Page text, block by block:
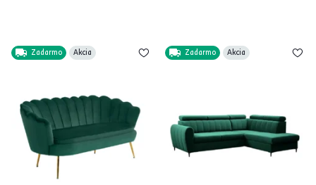
Zadarmo Akcia Zadarmo Akcia